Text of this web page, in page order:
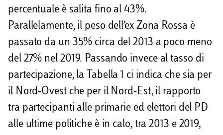
percentuale è salita fino al 43%.
Parallelamente, il peso dell’ex Zona Rossa è
passato da un 35% circa del 2013 a poco meno
del 27% nel 2019. Passando invece al tasso di
partecipazione, la Tabella 1 ci indica che sia per
il Nord-Ovest che per il Nord-Est, il rapporto
tra partecipanti alle primarie ed elettori del PD
alle ultime politiche è in calo, tra 2013 e 2019,